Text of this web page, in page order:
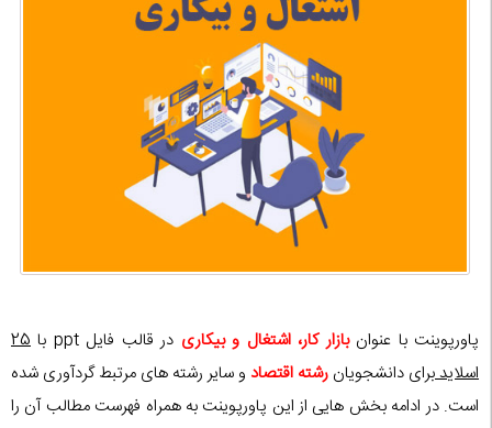
پاورپوینت با عنوانبازار کار، اشتغال و بیکاریدر قالب فایل ppt با
25
اسلایدبرای دانشجویان رشته اقتصادو سایر رشته های مرتبط گردآوری شده
است. در ادامه بخش هایی از این پاورپوینت به همراه فهرست مطالب آن را